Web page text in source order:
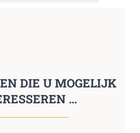
DIE U MOGELIJK
…